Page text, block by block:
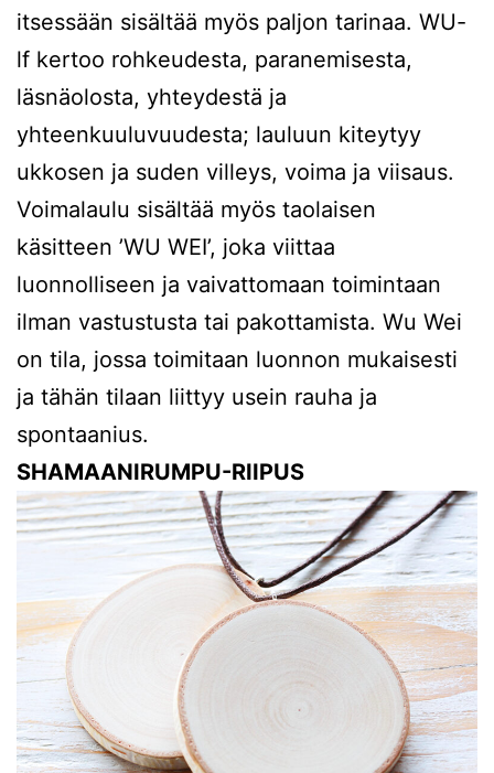
itsessään sisältää myös paljon tarinaa. WU-
lf kertoo rohkeudesta, paranemisesta,
läsnäolosta, yhteydestä ja
yhteenkuuluvuudesta; lauluun kiteytyy
ukkosen ja suden villeys, voima ja viisaus.
Voimalaulu sisältää myös taolaisen
käsitteen ’WU WEI’, joka viittaa
luonnolliseen ja vaivattomaan toimintaan
ilman vastustusta tai pakottamista. Wu Wei
on tila, jossa toimitaan luonnon mukaisesti
ja tähän tilaan liittyy usein rauha ja
spontaanius.
SHAMAANIRUMPU-RIIPUS